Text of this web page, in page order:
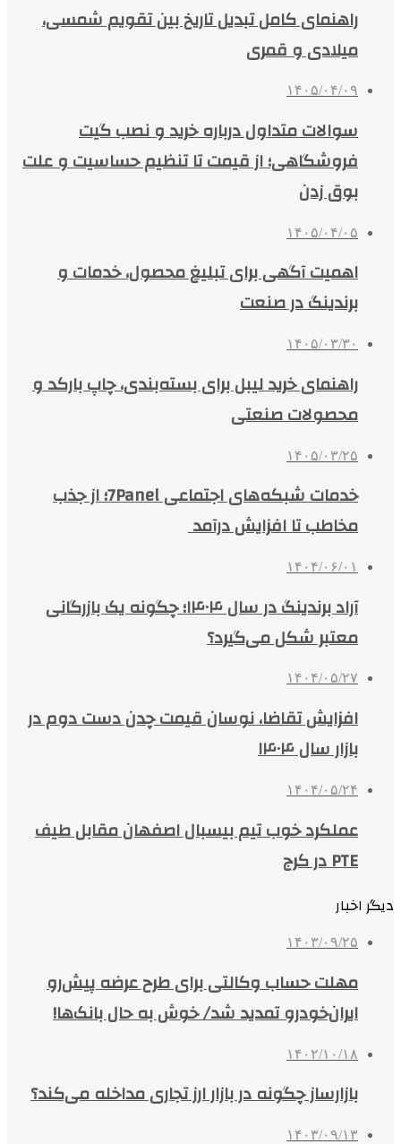
راهنمای کامل تبدیل تاریخ بین تقویم شمسی،
میلادی و قمری
۱۴۰۵/۰۴/۰۹
سوالات متداول درباره خرید و نصب گیت
فروشگاهی؛ از قیمت تا تنظیم حساسیت و علت
بوق زدن
۱۴۰۵/۰۴/۰۵
اهمیت آگهی برای تبلیغ محصول، خدمات و
برندینگ در صنعت
۱۴۰۵/۰۳/۳۰
راهنمای خرید لیبل برای بسته‌بندی، چاپ بارکد و
محصولات صنعتی
۱۴۰۵/۰۳/۲۵
خدمات شبکه‌های اجتماعی 7Panel؛ از جذب
مخاطب تا افزایش درآمد
۱۴۰۴/۰۶/۰۱
آراد برندینگ در سال ۱۴۰۴؛ چگونه یک بازرگانی
معتبر شکل می‌گیرد؟
۱۴۰۴/۰۵/۲۷
افزایش تقاضا، نوسان قیمت چدن دست دوم در
بازار سال ۱۴۰۴
۱۴۰۴/۰۵/۲۴
عملکرد خوب تیم بیسبال اصفهان مقابل طیف
PTE در کرج
دیگر اخبار
۱۴۰۳/۰۹/۲۵
مهلت حساب وکالتی برای طرح عرضه پیش‌رو
ایران‌خودرو تمدید شد/ خوش به حال بانک‌ها!
۱۴۰۲/۱۰/۱۸
بازارساز چگونه در بازار ارز تجاری مداخله می‌کند؟
۱۴۰۳/۰۹/۱۳